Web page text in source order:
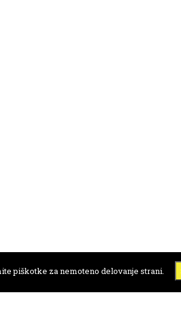
FLICKRA-novice
piškotke za nemoteno delovanje strani.